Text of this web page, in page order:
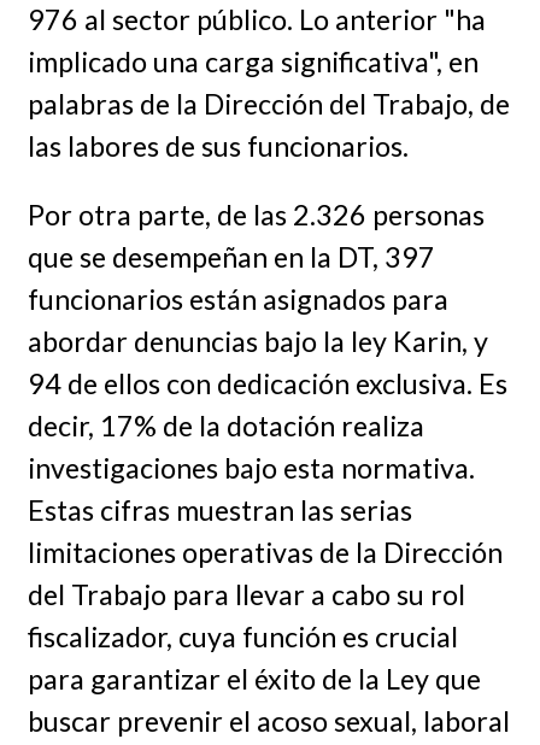
976 al sector público. Lo anterior "ha
implicado una carga significativa", en
palabras de la Dirección del Trabajo, de
las labores de sus funcionarios.
Por otra parte, de las 2.326 personas
que se desempeñan en la DT, 397
funcionarios están asignados para
abordar denuncias bajo la ley Karin, y
94 de ellos con dedicación exclusiva. Es
decir, 17% de la dotación realiza
investigaciones bajo esta normativa.
Estas cifras muestran las serias
limitaciones operativas de la Dirección
del Trabajo para llevar a cabo su rol
fiscalizador, cuya función es crucial
para garantizar el éxito de la Ley que
buscar prevenir el acoso sexual, laboral